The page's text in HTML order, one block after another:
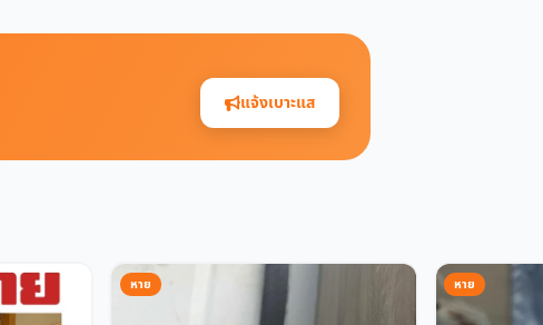
แจ้งเบาะแส
หาย หาย